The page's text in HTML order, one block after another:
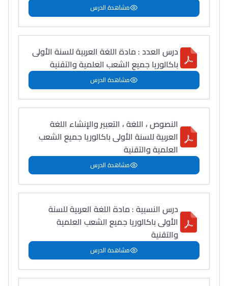
مشاهدة الدرس
درس العدد : مادة اللغة العربية للسنة الأولى
باكالوريا جميع الشعب العلمية والتقنية
مشاهدة الدرس
النصوص ، اللغة ، التعبير والإنشاء اللغة
العربية للسنة الأولى باكالوريا جميع الشعب
العلمية والتقنية
مشاهدة الدرس
درس النسبية : مادة اللغة العربية للسنة
الأولى باكالوريا جميع الشعب العلمية
والتقنية
مشاهدة الدرس